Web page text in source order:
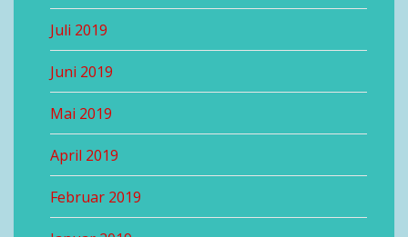
Juli 2019
Juni 2019
Mai 2019
April 2019
Februar 2019